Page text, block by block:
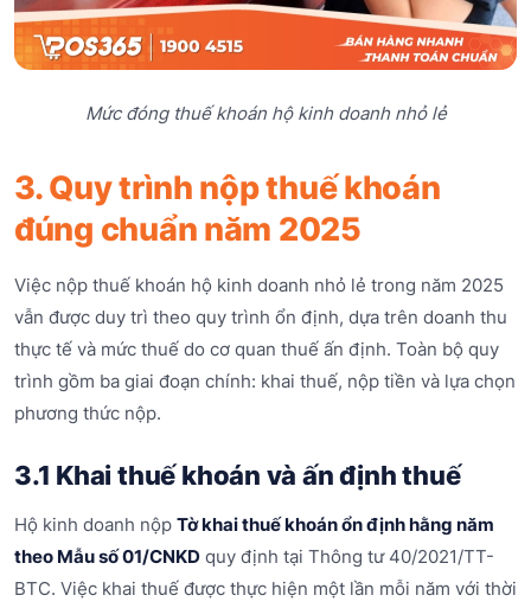
Mức đóng thuế khoán hộ kinh doanh nhỏ lẻ
3. Quy trình nộp thuế khoán
đúng chuẩn năm 2025
Việc nộp thuế khoán hộ kinh doanh nhỏ lẻ trong năm 2025
vẫn được duy trì theo quy trình ổn định, dựa trên doanh thu
thực tế và mức thuế do cơ quan thuế ấn định. Toàn bộ quy
trình gồm ba giai đoạn chính: khai thuế, nộp tiền và lựa chọn
phương thức nộp.
3.1 Khai thuế khoán và ấn định thuế
Hộ kinh doanh nộp Tờ khai thuế khoán ổn định hằng năm
theo Mẫu số 01/CNKD quy định tại Thông tư 40/2021/TT-
BTC. Việc khai thuế được thực hiện một lần mỗi năm với thời